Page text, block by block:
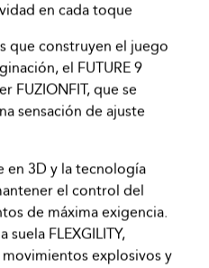
en cada toque
que construyen el juego
el FUTURE 9
FUZIONFIT, que se
sensación de ajuste
en 3D y la tecnología
el control del
de máxima exigencia.
FLEXGILITY,
explosivos y